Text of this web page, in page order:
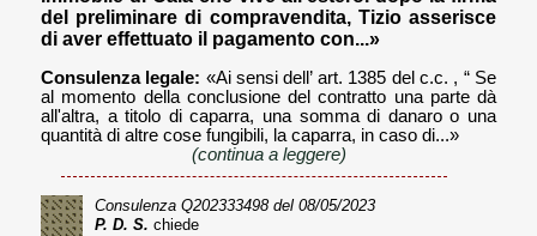
del preliminare di compravendita, Tizio asserisce
di aver effettuato il pagamento con...»
Consulenza legale: «Ai sensi dell’ art. 1385 del c.c. , “ Se
al momento della conclusione del contratto una parte dà
all'altra, a titolo di caparra, una somma di danaro o una
quantità di altre cose fungibili, la caparra, in caso di...»
(continua a leggere)
Consulenza Q202333498del 08/05/2023
P. D. S. chiede